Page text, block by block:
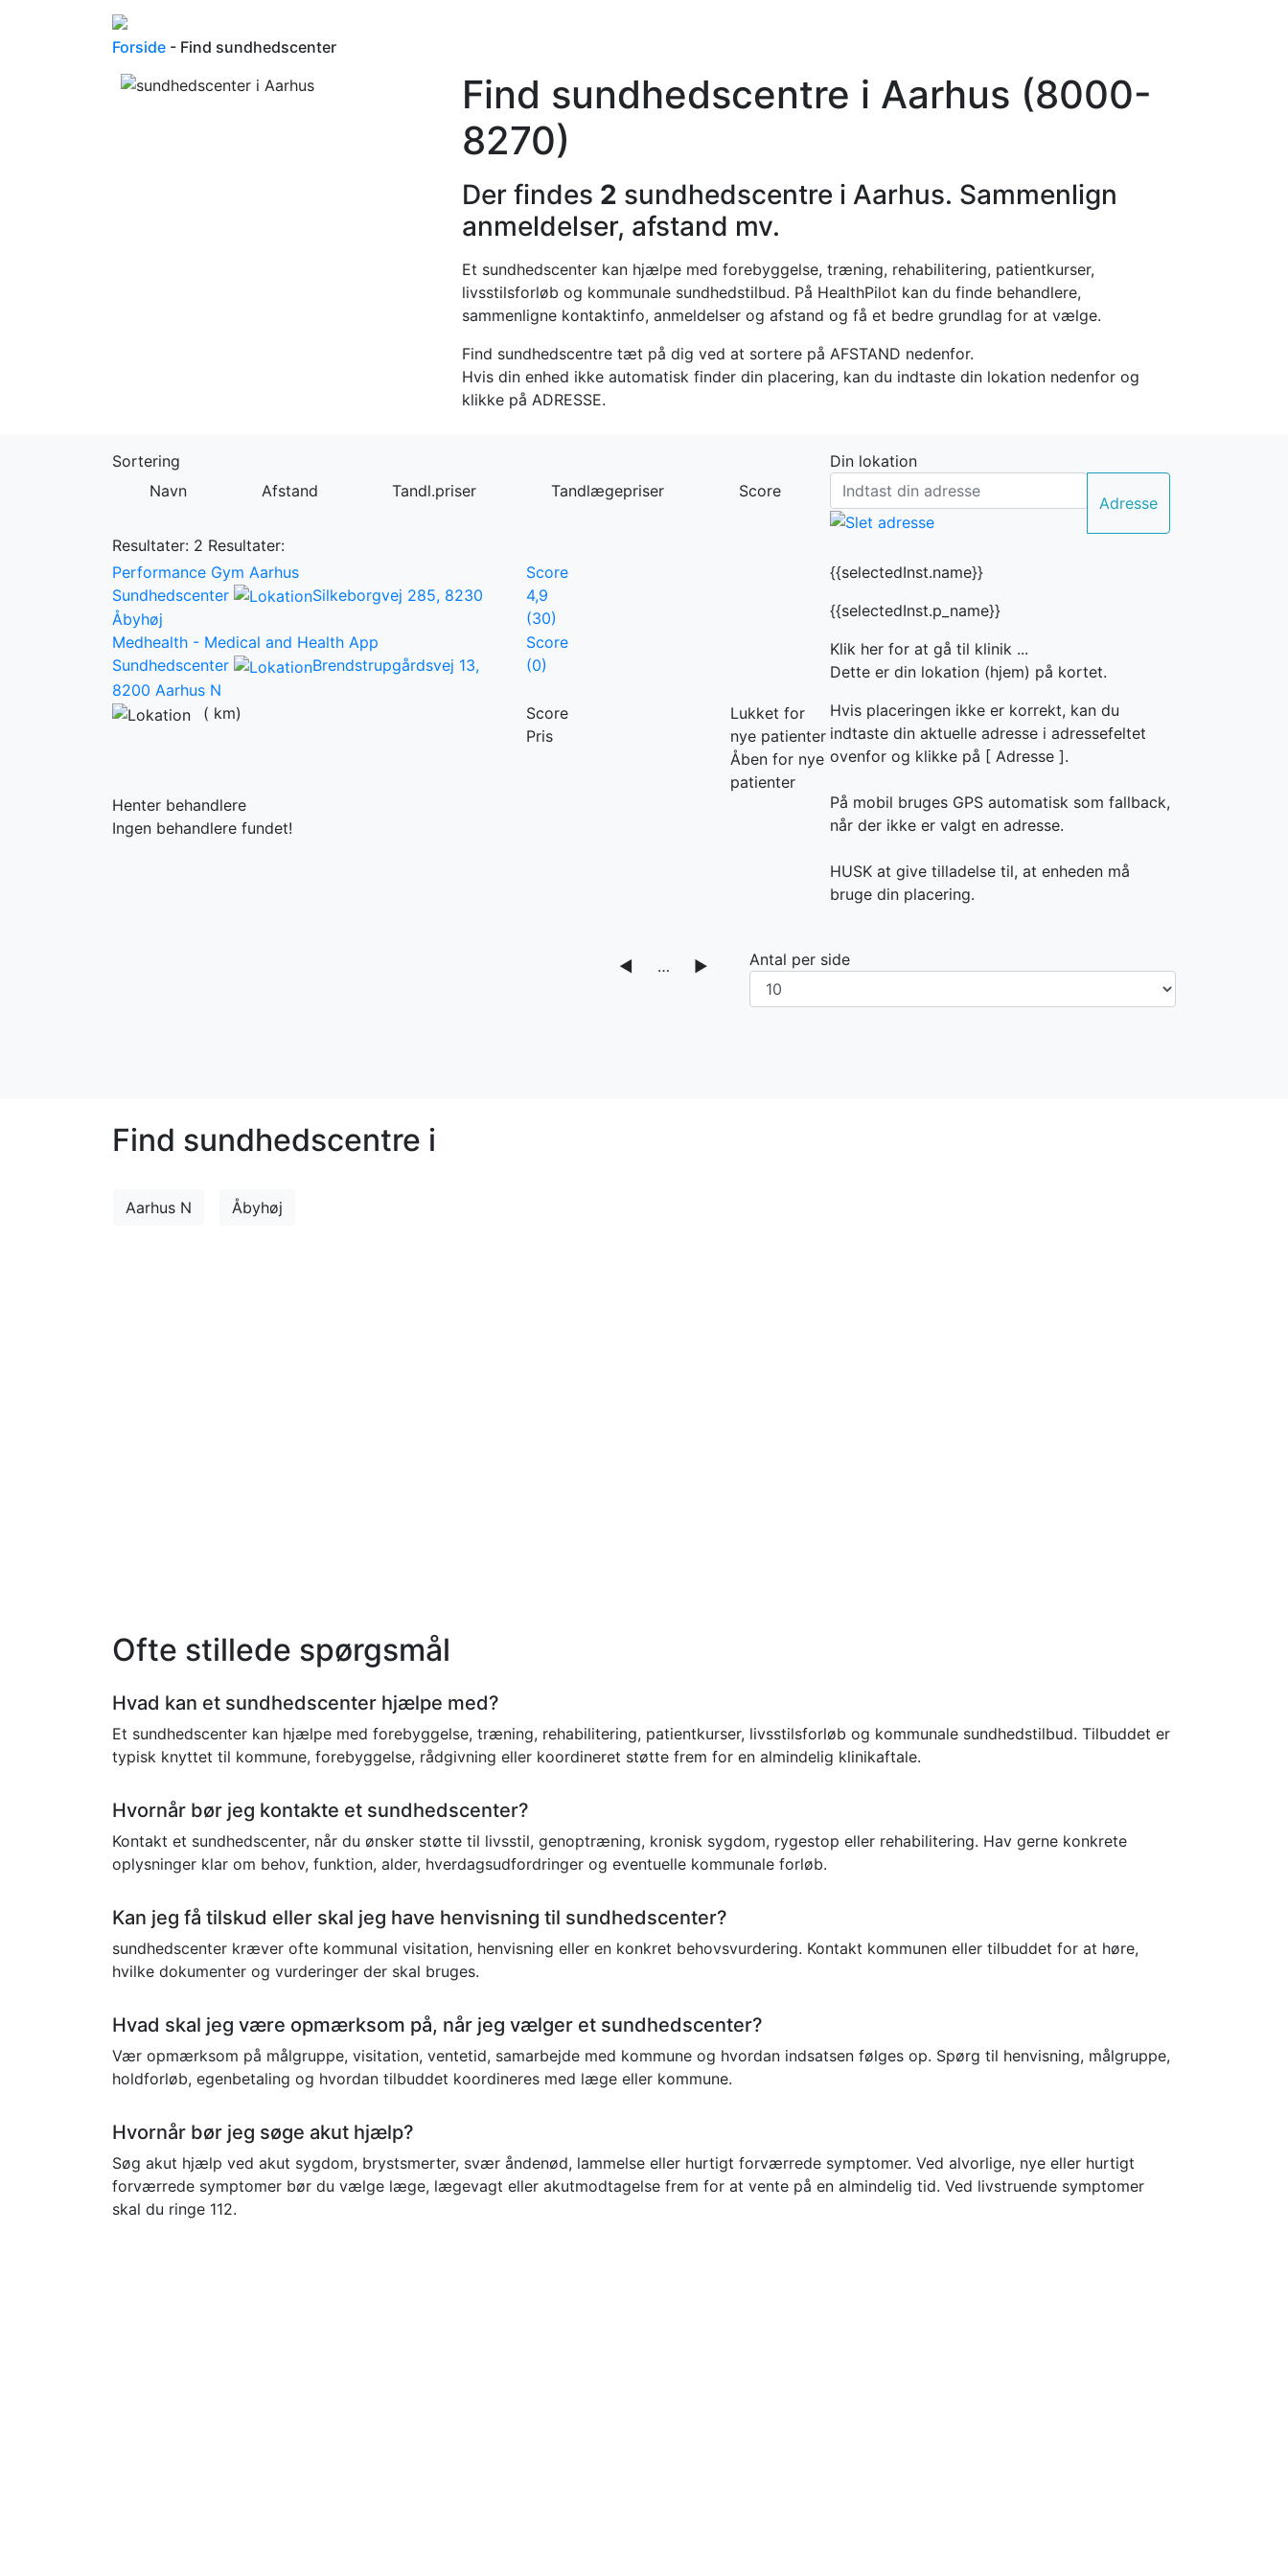
Forside - Find sundhedscenter
Find sundhedscentre i Aarhus (8000-
8270)
Der findes 2 sundhedscentre i Aarhus. Sammenlign
anmeldelser, afstand mv.
Et sundhedscenter kan hjælpe med forebyggelse, træning, rehabilitering, patientkurser,
livsstilsforløb og kommunale sundhedstilbud. På HealthPilot kan du finde behandlere,
sammenligne kontaktinfo, anmeldelser og afstand og få et bedre grundlag for at vælge.
Find sundhedscentre tæt på dig ved at sortere på AFSTAND nedenfor.
Hvis din enhed ikke automatisk finder din placering, kan du indtaste din lokation nedenfor og
klikke på ADRESSE.
Sortering
Navn
Afstand Tandl.priser Tandlægepriser Score
Din lokation
Adresse
Resultater: 2 Resultater:
Performance Gym Aarhus
Sundhedscenter
Silkeborgvej 285, 8230
Åbyhøj
Score
4,9
(30)
Medhealth - Medical and Health App
Sundhedscenter
Brendstrupgårdsvej 13,
8200 Aarhus N
Score
(0)
( km)
Score
Pris
Lukket for
nye patienter
Åben for nye
patienter
Henter behandlere
Ingen behandlere fundet!
{{selectedInst.name}}
{{selectedInst.p_name}}
Klik her for at gå til klinik ...
Dette er din lokation (hjem) på kortet.
Hvis placeringen ikke er korrekt, kan du
indtaste din aktuelle adresse i adressefeltet
ovenfor og klikke på [ Adresse ].
På mobil bruges GPS automatisk som fallback,
når der ikke er valgt en adresse.
HUSK at give tilladelse til, at enheden må
bruge din placering.
◀ … ▶ Antal per side
Find sundhedscentre i
Aarhus N Åbyhøj
Ofte stillede spørgsmål
Hvad kan et sundhedscenter hjælpe med?
Et sundhedscenter kan hjælpe med forebyggelse, træning, rehabilitering, patientkurser, livsstilsforløb og kommunale sundhedstilbud. Tilbuddet er
typisk knyttet til kommune, forebyggelse, rådgivning eller koordineret støtte frem for en almindelig klinikaftale.
Hvornår bør jeg kontakte et sundhedscenter?
Kontakt et sundhedscenter, når du ønsker støtte til livsstil, genoptræning, kronisk sygdom, rygestop eller rehabilitering. Hav gerne konkrete
oplysninger klar om behov, funktion, alder, hverdagsudfordringer og eventuelle kommunale forløb.
Kan jeg få tilskud eller skal jeg have henvisning til sundhedscenter?
sundhedscenter kræver ofte kommunal visitation, henvisning eller en konkret behovsvurdering. Kontakt kommunen eller tilbuddet for at høre,
hvilke dokumenter og vurderinger der skal bruges.
Hvad skal jeg være opmærksom på, når jeg vælger et sundhedscenter?
Vær opmærksom på målgruppe, visitation, ventetid, samarbejde med kommune og hvordan indsatsen følges op. Spørg til henvisning, målgruppe,
holdforløb, egenbetaling og hvordan tilbuddet koordineres med læge eller kommune.
Hvornår bør jeg søge akut hjælp?
Søg akut hjælp ved akut sygdom, brystsmerter, svær åndenød, lammelse eller hurtigt forværrede symptomer. Ved alvorlige, nye eller hurtigt
forværrede symptomer bør du vælge læge, lægevagt eller akutmodtagelse frem for at vente på en almindelig tid. Ved livstruende symptomer
skal du ringe 112.